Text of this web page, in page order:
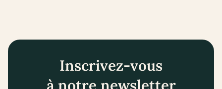
Inscrivez-vous
à notre newsletter